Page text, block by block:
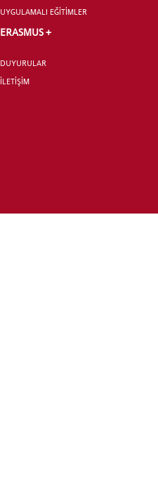
UYGULAMALI EĞİTİMLER
ERASMUS +
DUYURULAR
İLETİŞİM